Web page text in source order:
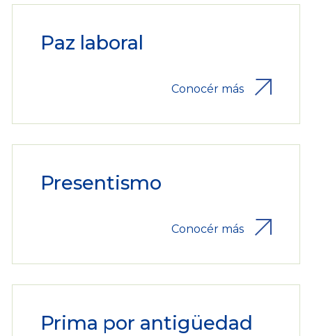
Paz laboral
Conocér más
Presentismo
Conocér más
Prima por antigüedad